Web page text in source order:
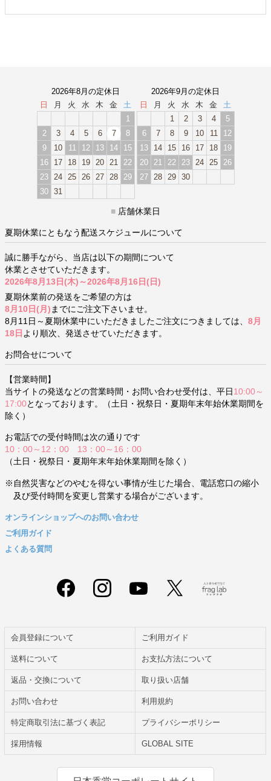
2026年8月の定休日
日
月 火 水 木 金
土
1
2
3 4 5 6 7
8
9
10 11 12 13 14
15
16
17 18 19 20 21
22
23 24 25 26 27 28
29
30 31
2026年9月の定休日
日
月 火 水 木 金
土
1
2 3 4
5
6
7 8 9 10 11
12
13
14 15 16 17 18
19
20
21 22 23 24 25
26
27 28 29 30
■ 店舗休業日
夏期休業にともなう配送スケジュールについて
誠に勝手ながら、当店は以下の期間について
休業とさせていただきます。
2026年8月13日(木)～2026年8月16日(日)
夏期休業前の発送をご希望の方は
8月10日(月) までにご注文下さいませ。
8月11日～夏期休業中にいただきましたご注文につきましては、 8月
18日 より順次、発送させていただきます。
お問合せについて
【営業時間】
当サイトの発送などの営業時間・お問い合わせ受付は、平日 10:00～
17:00となっております。（土日・祝祭日・夏期年末年始休業期間を
除く）
お電話での受付時間は次の通りです
10：00～12：00 13：00～16：00
（土日・祝祭日・夏期年末年始休業期間を除く）
※自然災害などのやむを得ない事情が生じた場合、電話窓口の縮小
及び受付時間を変更し営業する場合がございます。
オンラインショップへのお問い合わせ
ご利用ガイド
よくある質問
会員登録について ご利用ガイド
送料について お支払方法について
返品・交換について 取り扱い店舗
お問い合わせ 利用規約
特定商取引法に基づく表記 プライバシーポリシー
採用情報 GLOBAL SITE